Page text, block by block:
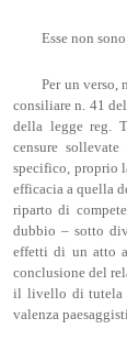
Esse non
Per un verso,
consiliare n. 41
della legge reg.
censure
specifico, proprio
efficacia a quella
riparto di
dubbio – sotto
effetti di un atto
conclusione del
il livello di tutela
valenza